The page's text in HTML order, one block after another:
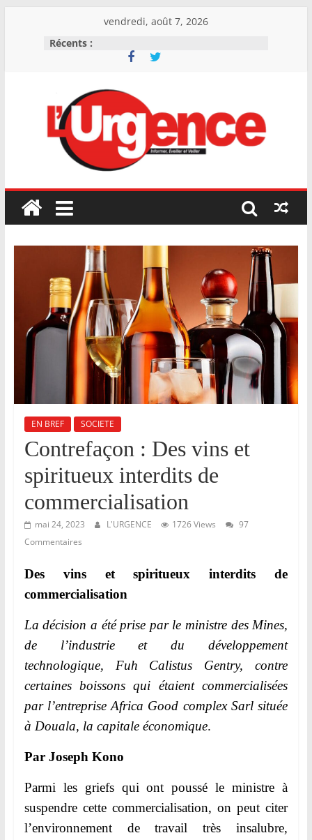
vendredi, août 7, 2026
Récents :
L'Urgence
f
o
m
e
r
i
l
l
e
r
e
i
l
r
.
EN BREF SOCIETE
Contrefaçon : Des vins et
spiritueux interdits de
commercialisation
mai 24, 2023 L'URGENCE 1726 Views
97
Commentaires
Des vins et spiritueux interdits de
commercialisation
La décision a été prise par le ministre des Mines,
de l’industrie et du développement
technologique, Fuh Calistus Gentry, contre
certaines boissons qui étaient commercialisées
par l’entreprise Africa Good complex Sarl située
à Douala, la capitale économique.
Par Joseph Kono
Parmi les griefs qui ont poussé le ministre à
suspendre cette commercialisation, on peut citer
l’environnement de travail très insalubre,